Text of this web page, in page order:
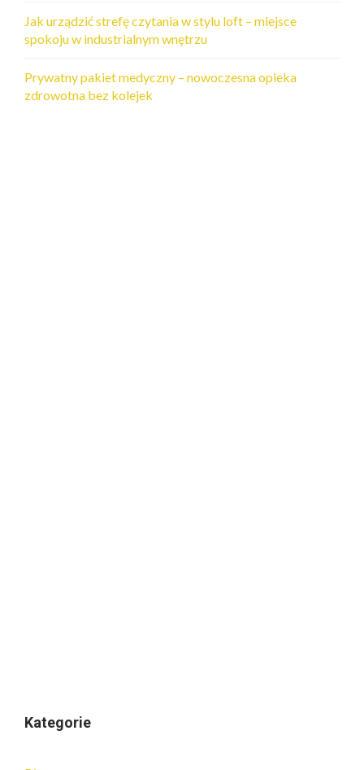
Jak urządzić strefę czytania w stylu loft – miejsce
spokoju w industrialnym wnętrzu
Prywatny pakiet medyczny – nowoczesna opieka
zdrowotna bez kolejek
Kategorie